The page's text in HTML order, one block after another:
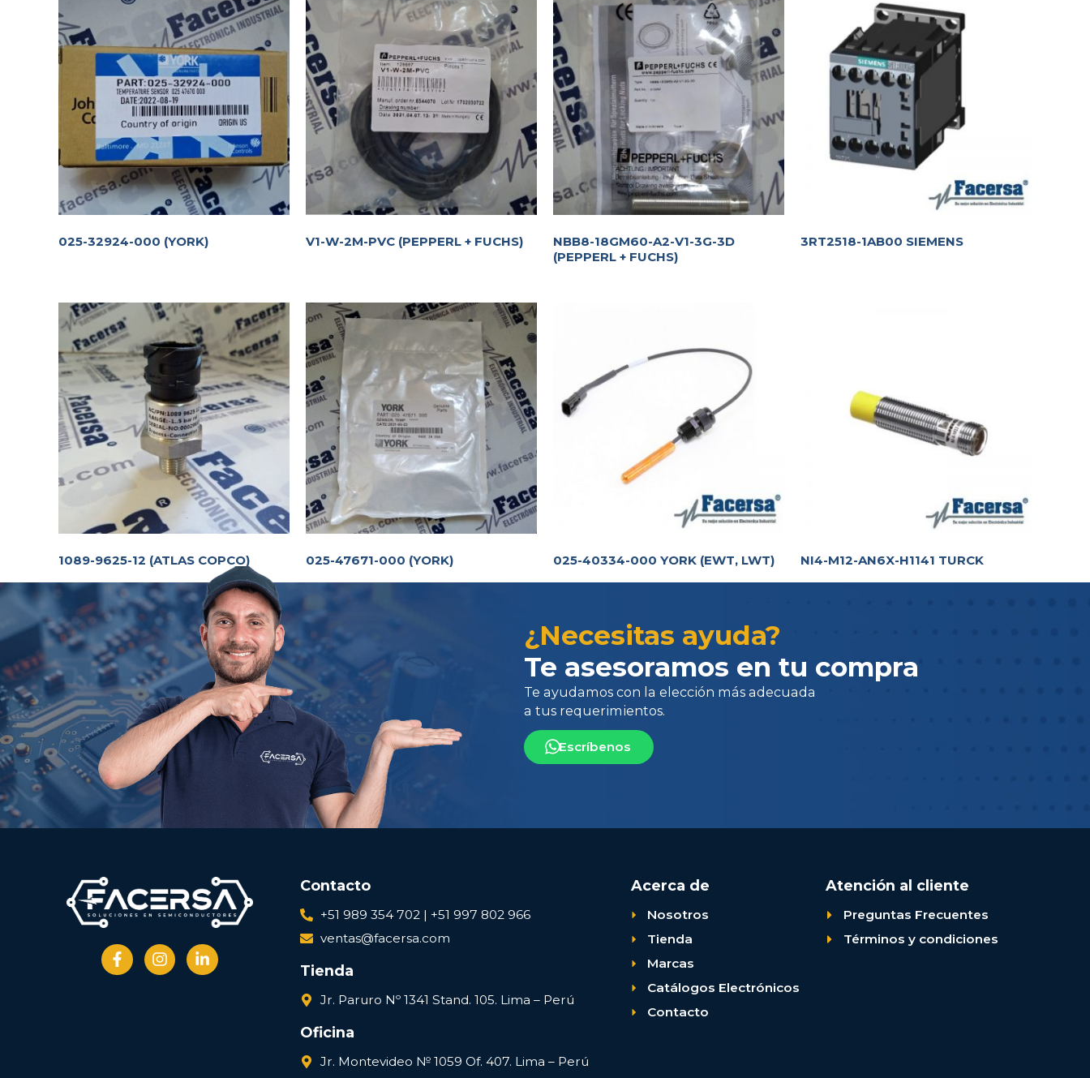
025-32924-000 (YORK) V1-W-2M-PVC (PEPPERL + FUCHS)
NBB8-18GM60-A2-V1-3G-3D
(PEPPERL + FUCHS)
3RT2518-1AB00 SIEMENS
1089-9625-12 (ATLAS COPCO) 025-47671-000 (YORK) 025-40334-000 YORK (EWT, LWT) NI4-M12-AN6X-H1141 TURCK
¿Necesitas ayuda?
Te asesoramos en tu compra
Te ayudamos con la elección más adecuada
Escríbenos
Contacto
+51 989 354 702 | +51 997 802 966
ventas@facersa.com
Tienda
Jr. Paruro Nº 1341 Stand. 105. Lima – Perú
Oficina
Jr. Montevideo № 1059 Of. 407. Lima – Perú
Acerca de
Nosotros
Tienda
Marcas
Catálogos Electrónicos
Contacto
Atención al cliente
Preguntas Frecuentes
Términos y condiciones